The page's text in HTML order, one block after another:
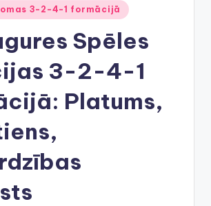
3-2-4-1 formācijā
Spēles
3-2-4-1
Platums,